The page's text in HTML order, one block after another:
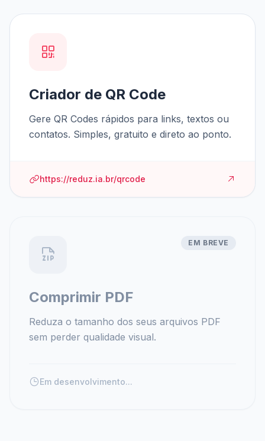
Criador de QR Code
Gere QR Codes rápidos para links, textos ou
contatos. Simples, gratuito e direto ao ponto.
https://reduz.ia.br/qrcode
EM BREVE
Comprimir PDF
Reduza o tamanho dos seus arquivos PDF
sem perder qualidade visual.
Em desenvolvimento...